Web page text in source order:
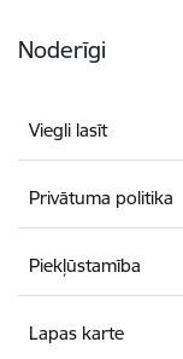
Noderīgi
Viegli lasīt
Privātuma politika
Piekļūstamība
Lapas karte